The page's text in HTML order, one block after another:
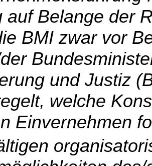
auf Belange der
BMI zwar vor
und Justiz
welche
Einver­nehmen